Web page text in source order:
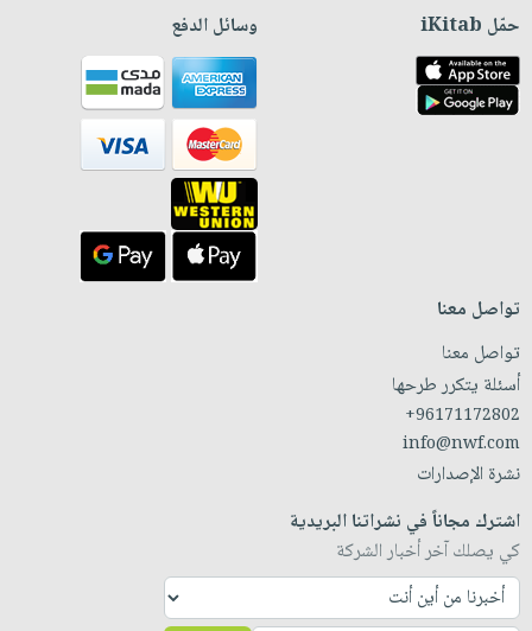
حمّل iKitab وسائل الدفع
تواصل معنا
تواصل معنا
أسئلة يتكرر طرحها
+96171172802
info@nwf.com
نشرة الإصدارات
اشترك مجاناً في نشراتنا البريدية
كي يصلك آخر أخبار الشركة